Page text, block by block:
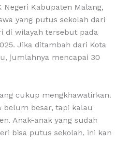
Negeri Kabupaten Malang,
yang putus sekolah dari
di wilayah tersebut pada
Jika ditambah dari Kota
jumlahnya mencapai 30
cukup mengkhawatirkan.
belum besar, tapi kalau
Anak-anak yang sudah
bisa putus sekolah, ini kan